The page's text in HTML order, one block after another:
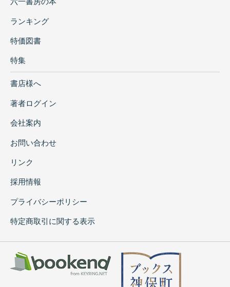
ランキング
特価図書
特集
書店様へ
著者ログイン
会社案内
お問い合わせ
リンク
採用情報
プライバシーポリシー
特定商取引に関する表示